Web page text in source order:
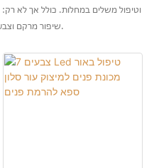
וטיפול משלים במחלות. כולל אך לא רק:
שיפור מרקם וצבע העור, הקלה על כאבי פרקים ומתח שרירים.